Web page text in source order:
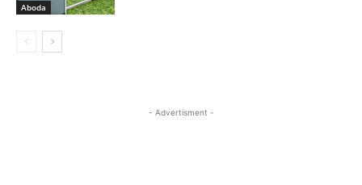
Aboda
- Advertisment -